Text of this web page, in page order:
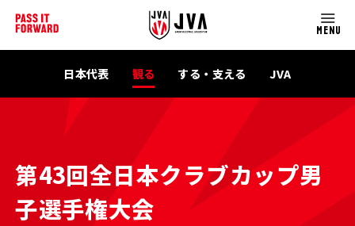
MENU
日本代表 観る する・支える JVA
第43回全日本クラブカップ男
子選手権大会